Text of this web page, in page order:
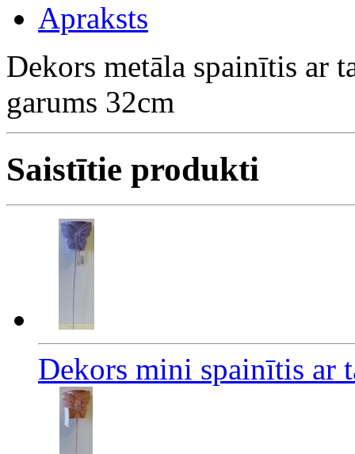
Apraksts
Dekors metāla spainītis ar
garums 32cm
Saistītie produkti
Dekors mini spainītis ar